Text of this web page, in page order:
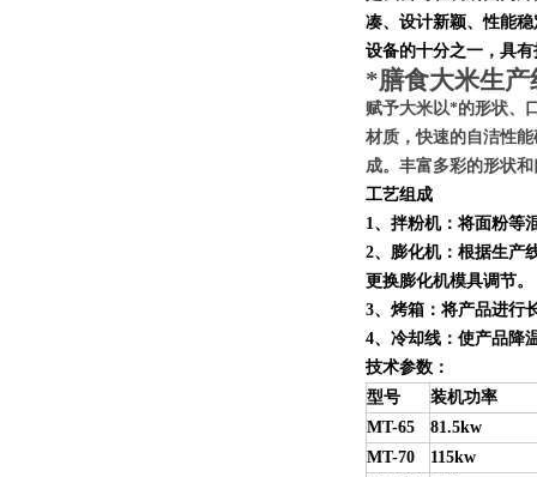
凑、设计新颖、性能
设备的十分之一，具
*膳食大米生产
赋予大米以*的形状、
材质，快速的自洁性
成。丰富多彩的形状
工艺组成
1、拌粉机：将面粉等
2、膨化机：根据生产
更换膨化机模具调节。
3、 烤箱 ：将产品进行
4、冷却线：使产品降
技术参数：
型号
装机功率
MT-65
81.5kw
MT-70
115kw